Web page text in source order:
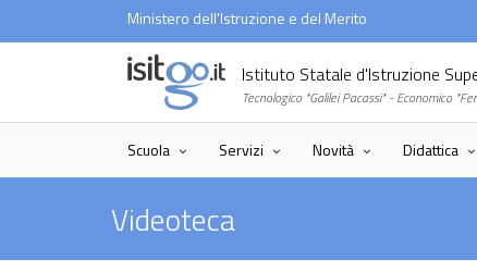
Ministero dell'Istruzione e del Merito
Istituto Statale d'Istruzione
Tecnologico "Galilei Pacassi" - Economico
Scuola Servizi Novità Didattica
Videoteca